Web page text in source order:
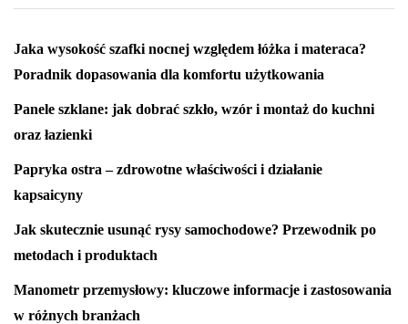
Jaka wysokość szafki nocnej względem łóżka i materaca?
Poradnik dopasowania dla komfortu użytkowania
Panele szklane: jak dobrać szkło, wzór i montaż do kuchni
oraz łazienki
Papryka ostra – zdrowotne właściwości i działanie
kapsaicyny
Jak skutecznie usunąć rysy samochodowe? Przewodnik po
metodach i produktach
Manometr przemysłowy: kluczowe informacje i zastosowania
w różnych branżach